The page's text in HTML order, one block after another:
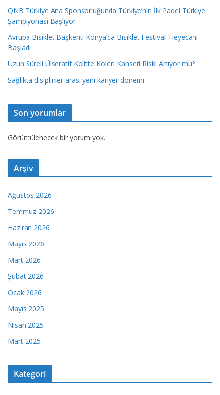
QNB Türkiye Ana Sponsorluğunda Türkiye’nin İlk Padel Türkiye
Şampiyonası Başlıyor
Avrupa Bisiklet Başkenti Konya’da Bisiklet Festivali Heyecanı
Başladı
Uzun Süreli Ülseratif Kolitte Kolon Kanseri Riski Artıyor mu?
Sağlıkta disiplinler arası yeni kariyer dönemi
Son yorumlar
Görüntülenecek bir yorum yok.
Arşiv
Ağustos 2026
Temmuz 2026
Haziran 2026
Mayıs 2026
Mart 2026
Şubat 2026
Ocak 2026
Mayıs 2025
Nisan 2025
Mart 2025
Kategori